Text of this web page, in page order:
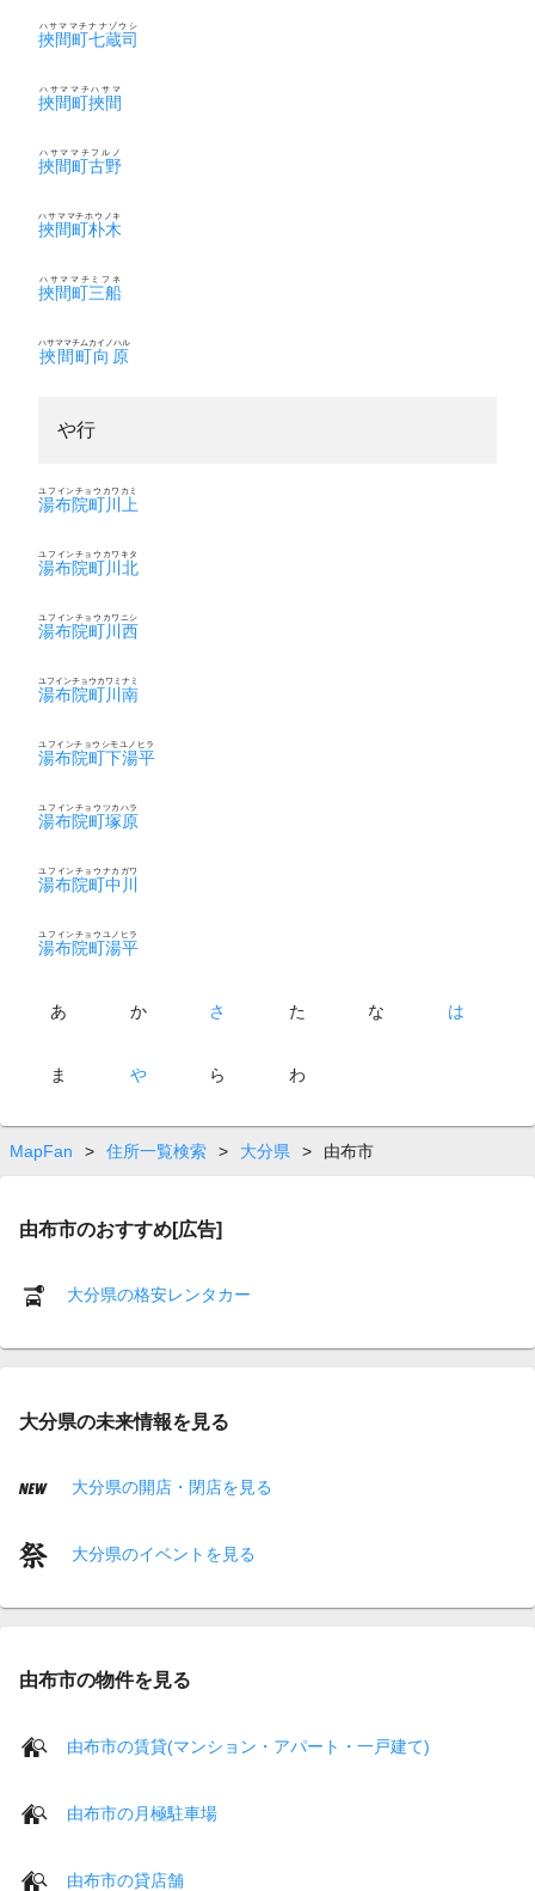
挾間町七蔵司
ハサママチナナゾウシ
挾間町挾間
ハサママチハサマ
挾間町古野
ハサママチフルノ
挾間町朴木
ハサママチホウノキ
挾間町三船
ハサママチミフネ
挾間町向原
ハサママチムカイノハル
や行
湯布院町川上
ユフインチョウカワカミ
湯布院町川北
ユフインチョウカワキタ
湯布院町川西
ユフインチョウカワニシ
湯布院町川南
ユフインチョウカワミナミ
湯布院町下湯平
ユフインチョウシモユノヒラ
湯布院町塚原
ユフインチョウツカハラ
湯布院町中川
ユフインチョウナカガワ
湯布院町湯平
ユフインチョウユノヒラ
あ か さ た な は
ま や ら わ
MapFan > 住所一覧検索 > 大分県 > 由布市
由布市のおすすめ[広告]
大分県の格安レンタカー
大分県の未来情報を見る
大分県の開店・閉店を見る
大分県のイベントを見る
由布市の物件を見る
由布市の賃貸(マンション・アパート・一戸建て)
由布市の月極駐車場
由布市の貸店舗